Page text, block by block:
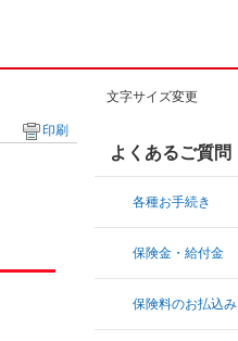
文字サイズ変更
よくあるご質問
各種お手続き
保険金・給付金
保険料のお払込み
印刷